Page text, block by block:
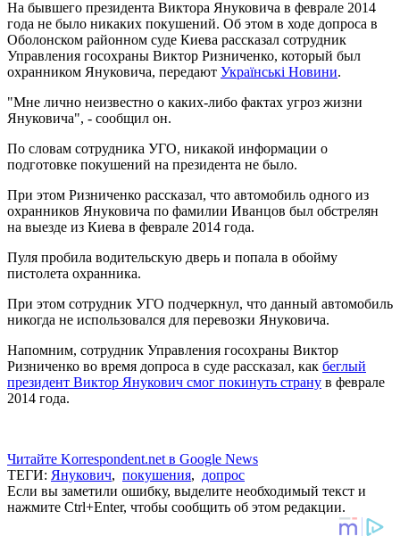
На бывшего президента Виктора Януковича в феврале 2014
года не было никаких покушений. Об этом в ходе допроса в
Оболонском районном суде Киева рассказал сотрудник
Управления госохраны Виктор Ризниченко, который был
охранником Януковича, передают Українські Новини.
"Мне лично неизвестно о каких-либо фактах угроз жизни
Януковича", - сообщил он.
По словам сотрудника УГО, никакой информации о
подготовке покушений на президента не было.
При этом Ризниченко рассказал, что автомобиль одного из
охранников Януковича по фамилии Иванцов был обстрелян
на выезде из Киева в феврале 2014 года.
Пуля пробила водительскую дверь и попала в обойму
пистолета охранника.
При этом сотрудник УГО подчеркнул, что данный автомобиль
никогда не использовался для перевозки Януковича.
Напомним, сотрудник Управления госохраны Виктор
Ризниченко во время допроса в суде рассказал, как беглый
президент Виктор Янукович смог покинуть страну в феврале
2014 года.
Читайте Korrespondent.net в Google News
ТЕГИ: Янукович, покушения, допрос
Если вы заметили ошибку, выделите необходимый текст и
нажмите Ctrl+Enter, чтобы сообщить об этом редакции.